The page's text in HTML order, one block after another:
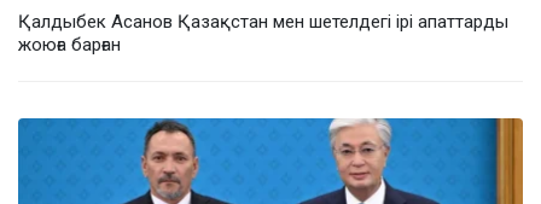
Қалдыбек Асанов Қазақстан мен шетелдегі ірі апаттарды
жоюға барған